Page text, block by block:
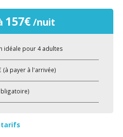
157€/nuit
idéale pour 4 adultes
(à payer à l'arrivée)
tarifs